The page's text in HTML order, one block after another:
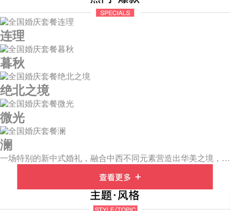
连理
暮秋
绝北之境
微光
澜
一场特别的新中式婚礼，融合中西不同元素营造出华美之境，有庄严浪漫的西式证婚，也有含蓄深情的中式感恩，从古典到现代，从前世到今生，爱，隽永铭刻。